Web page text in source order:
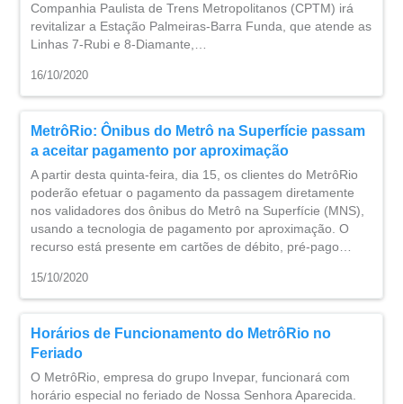
Companhia Paulista de Trens Metropolitanos (CPTM) irá
revitalizar a Estação Palmeiras-Barra Funda, que atende as
Linhas 7-Rubi e 8-Diamante,…
16/10/2020
MetrôRio: Ônibus do Metrô na Superfície passam
a aceitar pagamento por aproximação
A partir desta quinta-feira, dia 15, os clientes do MetrôRio
poderão efetuar o pagamento da passagem diretamente
nos validadores dos ônibus do Metrô na Superfície (MNS),
usando a tecnologia de pagamento por aproximação. O
recurso está presente em cartões de débito, pré-pago…
15/10/2020
Horários de Funcionamento do MetrôRio no
Feriado
O MetrôRio, empresa do grupo Invepar, funcionará com
horário especial no feriado de Nossa Senhora Aparecida.